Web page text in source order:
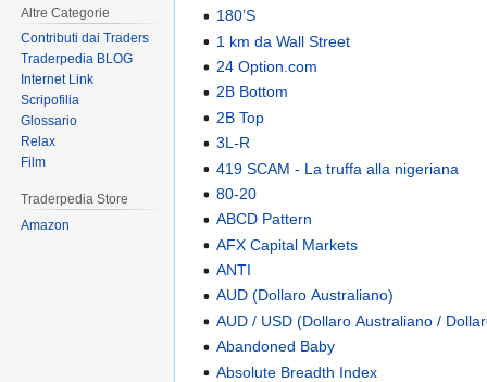
180’S
1 km da Wall Street
24 Option.com
2B Bottom
2B Top
3L-R
419 SCAM - La truffa alla nigeriana
80-20
ABCD Pattern
AFX Capital Markets
ANTI
AUD (Dollaro Australiano)
AUD / USD (Dollaro Australiano /
Abandoned Baby
Absolute Breadth Index
Altre Categorie
Contributi dai Traders
Traderpedia BLOG
Internet Link
Scripofilia
Glossario
Relax
Film
Traderpedia Store
Amazon